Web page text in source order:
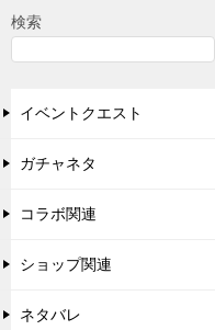
ビ
シ
ョ
検索
イベントクエスト
ガチャネタ
コラボ関連
ショップ関連
ネタバレ